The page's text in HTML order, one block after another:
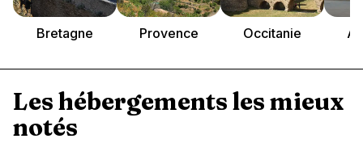
Bretagne Provence Occitanie
Les hébergements les mieux
notés